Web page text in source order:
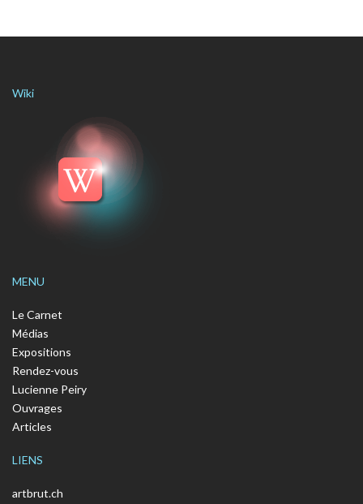
Wiki
MENU
Le Carnet
Médias
Expositions
Rendez-vous
Lucienne Peiry
Ouvrages
Articles
LIENS
artbrut.ch